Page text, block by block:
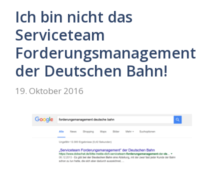
Ich bin nicht das
Serviceteam
Forderungsmanagement
der Deutschen Bahn!
19. Oktober 2016